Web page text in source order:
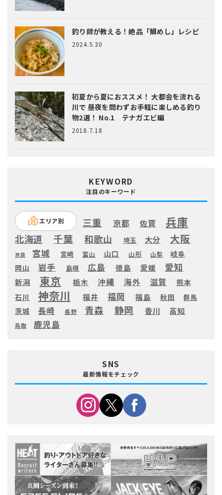
釣り師が教える！絶品「鯛めし」レシピ
2024.5.30
初夏から夏におススメ！ 大都会を流れる
川で 昼夜を問わずお手軽に楽しめる釣り
物2選！ No.1 テナガエビ編
2018.7.18
KEYWORD
注目のキーワード
エリア別 三重 京都 佐賀 兵庫
北海道 千葉 和歌山 埼玉 大分 大阪
奈良 宮城 宮崎 富山 山口 山形 山梨
岐阜
岡山
岩手 島根 広島 徳島 愛媛 愛知
新潟 東京 栃木 沖縄 海外 滋賀
熊本
石川
神奈川 福井 福岡 福島 秋田 群馬
茨城 長崎 長野 青森 静岡 香川 高知
鳥取 鹿児島
SNS
最新情報をチェック